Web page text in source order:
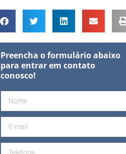
Preencha o formulário abaixo
para entrar em contato
conosco!